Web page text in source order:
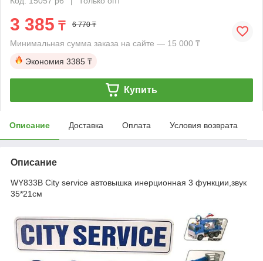
3 385 ₸ 6 770 ₸
Минимальная сумма заказа на сайте — 15 000 ₸
Экономия 3385 ₸
Купить
Описание Доставка Оплата Условия возврата
Описание
WY833B City service автовышка инерционная 3 функции,звук
35*21см